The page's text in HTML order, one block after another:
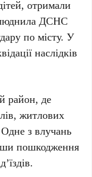
, отримали
ДСНС
по місту. У
наслідків
район, де
житлових
з влучань
пошкодження